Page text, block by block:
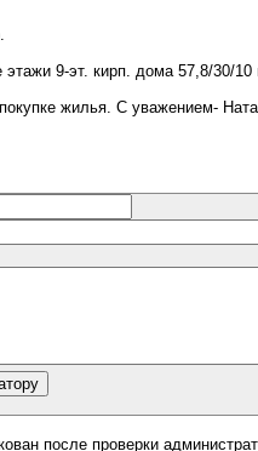
9-эт. кирп. дома 57,8/30/10
жилья. С уважением-
после проверки